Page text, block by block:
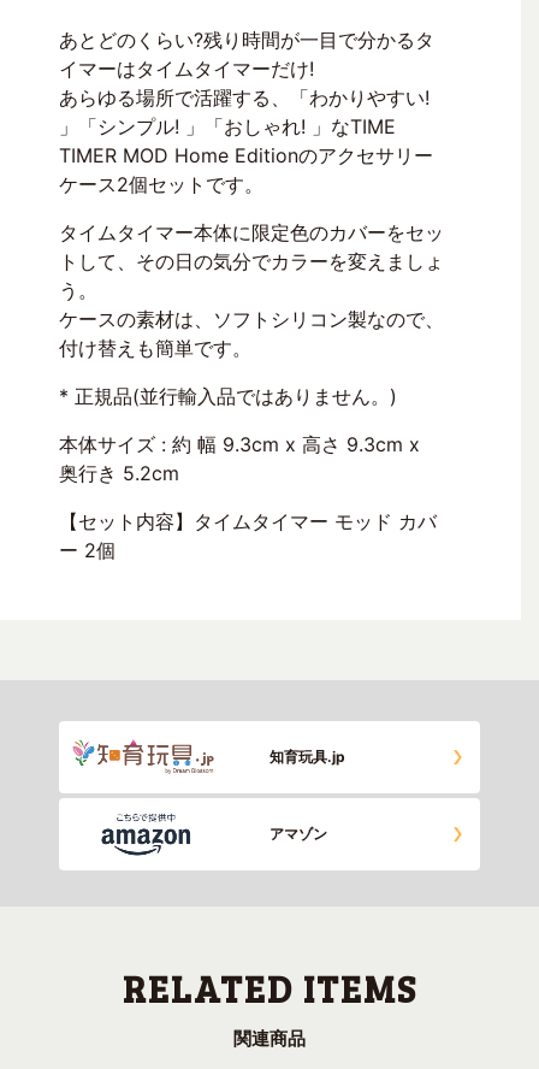
あとどのくらい?残り時間が一目で分かるタ
イマーはタイムタイマーだけ!
あらゆる場所で活躍する、「わかりやすい!
」「シンプル! 」「おしゃれ! 」なTIME
TIMER MOD Home Editionのアクセサリー
ケース2個セットです。
タイムタイマー本体に限定色のカバーをセッ
トして、その日の気分でカラーを変えましょ
う。
ケースの素材は、ソフトシリコン製なので、
付け替えも簡単です。
* 正規品(並行輸入品ではありません。)
本体サイズ : 約 幅 9.3cm x 高さ 9.3cm x
奥行き 5.2cm
【セット内容】タイムタイマー モッド カバ
ー 2個
知育玩具.jp
アマゾン
関連商品